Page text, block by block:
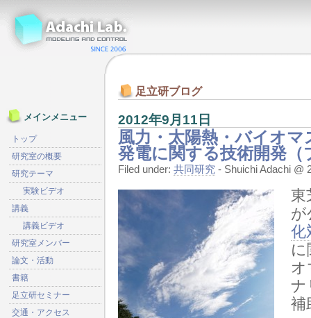
足立研ブログ
2012年9月11日
風力・太陽熱・バイオ
発電に関する技術開発（
Filed under: 共同研究 - Shuichi Adachi @
東
が
化
に
オ
ナ
補
メインメニュー
トップ
研究室の概要
研究テーマ
実験ビデオ
講義
講義ビデオ
研究室メンバー
論文・活動
書籍
足立研セミナー
交通・アクセス